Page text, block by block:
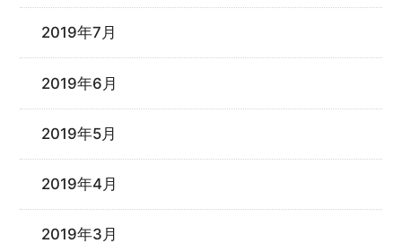
2019年7月
2019年6月
2019年5月
2019年4月
2019年3月